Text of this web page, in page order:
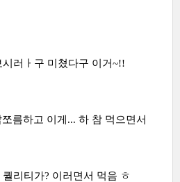
러ㅏ구 미쳤다구 이거~!!
름하고 이게... 하 참 먹으면서
리티가? 이러면서 먹음 ㅎ